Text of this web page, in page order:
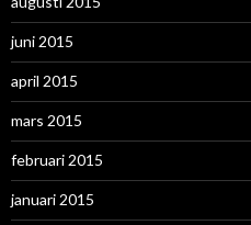
juni 2015
april 2015
mars 2015
februari 2015
januari 2015